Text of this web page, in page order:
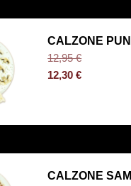
CALZONE
12,95€
12,30€
CALZONE SAMI